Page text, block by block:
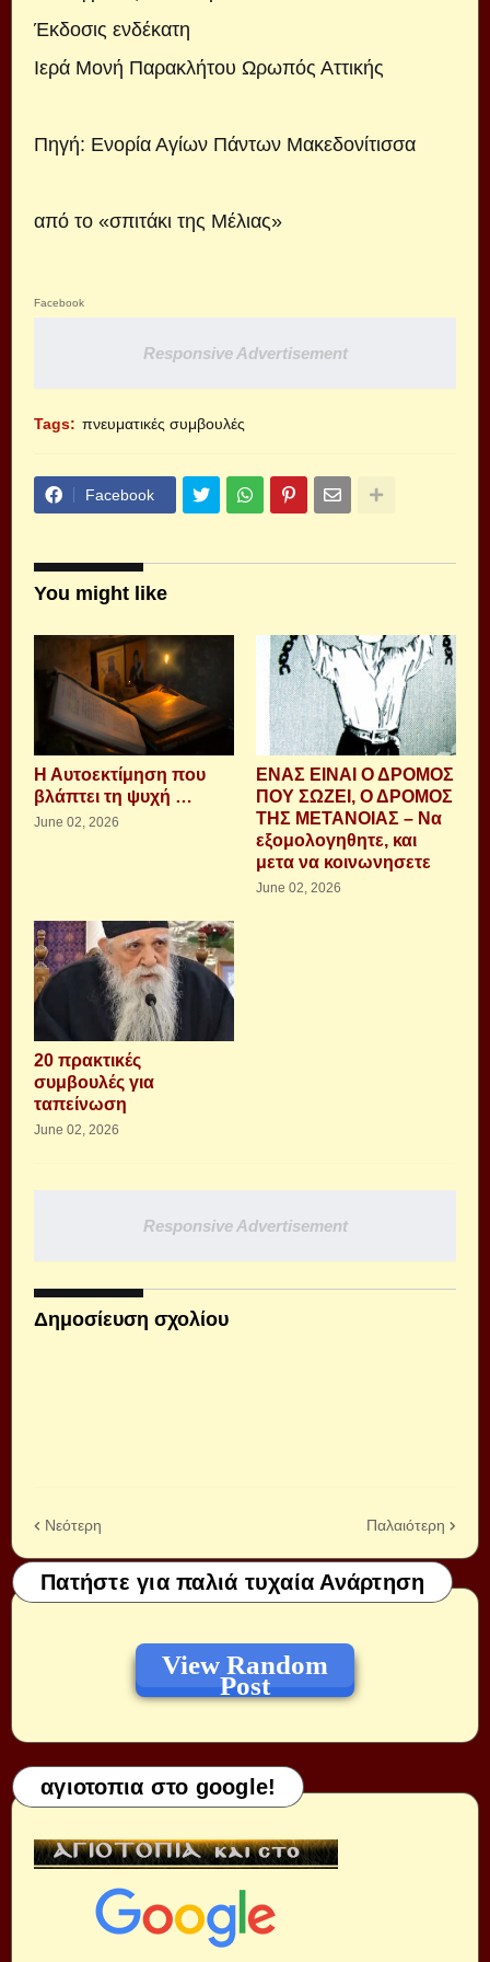
Έκδοσις ενδέκατη
Ιερά Μονή Παρακλήτου Ωρωπός Αττικής
Πηγή: Ενορία Αγίων Πάντων Μακεδονίτισσα
από το «σπιτάκι της Μέλιας»
Facebook
Responsive Advertisement
Tags: πνευματικές συμβουλές
Facebook
You might like
Η Αυτοεκτίμηση που
βλάπτει τη ψυχή …
June 02, 2026
ΕΝΑΣ ΕΙΝΑΙ Ο ΔΡΟΜΟΣ
ΠΟΥ ΣΩΖΕΙ, Ο ΔΡΟΜΟΣ
ΤΗΣ ΜΕΤΑΝΟΙΑΣ – Να
εξομολογηθητε, και
μετα να κοινωνησετε
June 02, 2026
20 πρακτικές
συμβουλές για
ταπείνωση
June 02, 2026
Responsive Advertisement
Δημοσίευση σχολίου
Νεότερη Παλαιότερη
Πατήστε για παλιά τυχαία Ανάρτηση
View Random
Post
αγιοτοπια στο google!